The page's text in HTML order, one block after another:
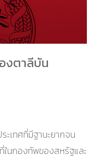
งตาลีบัน
ะเทศที่มีฐานะยากจน
ในกองทัพของสหรัฐและ